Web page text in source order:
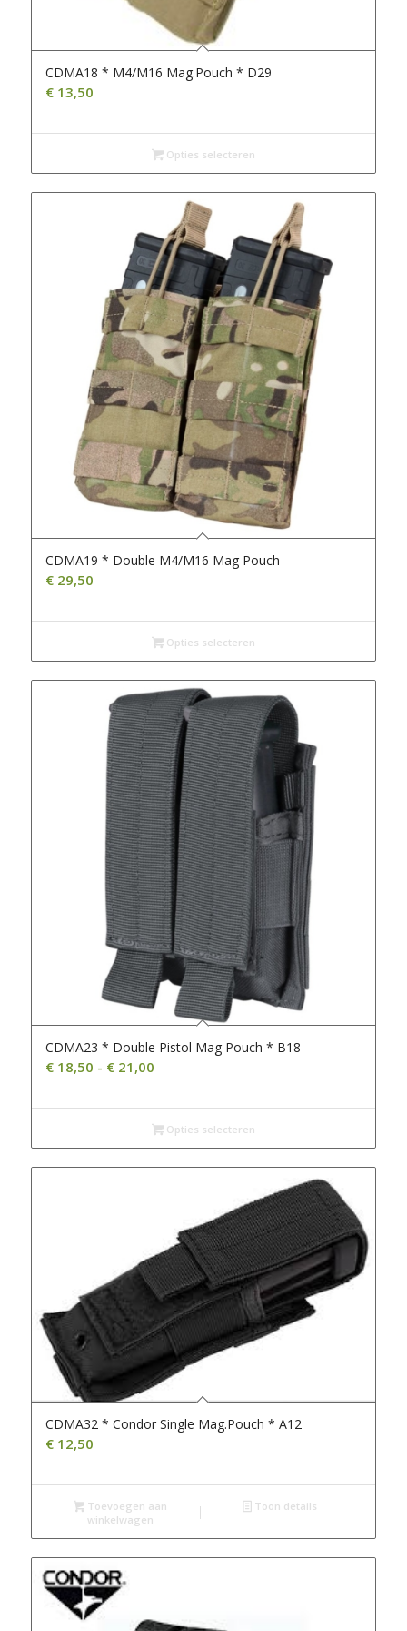
CDMA18 * M4/M16 Mag.Pouch * D29
€13,50
Opties selecteren
CDMA19 * Double M4/M16 Mag Pouch
€29,50
Opties selecteren
CDMA23 * Double Pistol Mag Pouch * B18
€18,50 - €21,00Prijsklasse:
tot
€ 21,00
Opties selecteren
CDMA32 * Condor Single Mag.Pouch * A12
€12,50
Toevoegen aan
winkelwagen
Toon details